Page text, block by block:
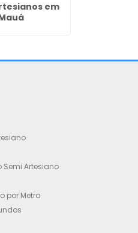
em
Semi Artesiano
por Metro